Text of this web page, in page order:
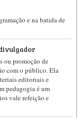
e na batida de
ou promoção de
com o público. Ela
editoriais e
pedagogia é um
vale refeição e